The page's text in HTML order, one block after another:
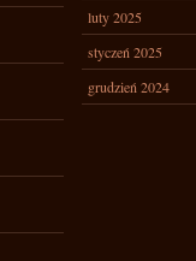
luty 2025
styczeń 2025
grudzień 2024